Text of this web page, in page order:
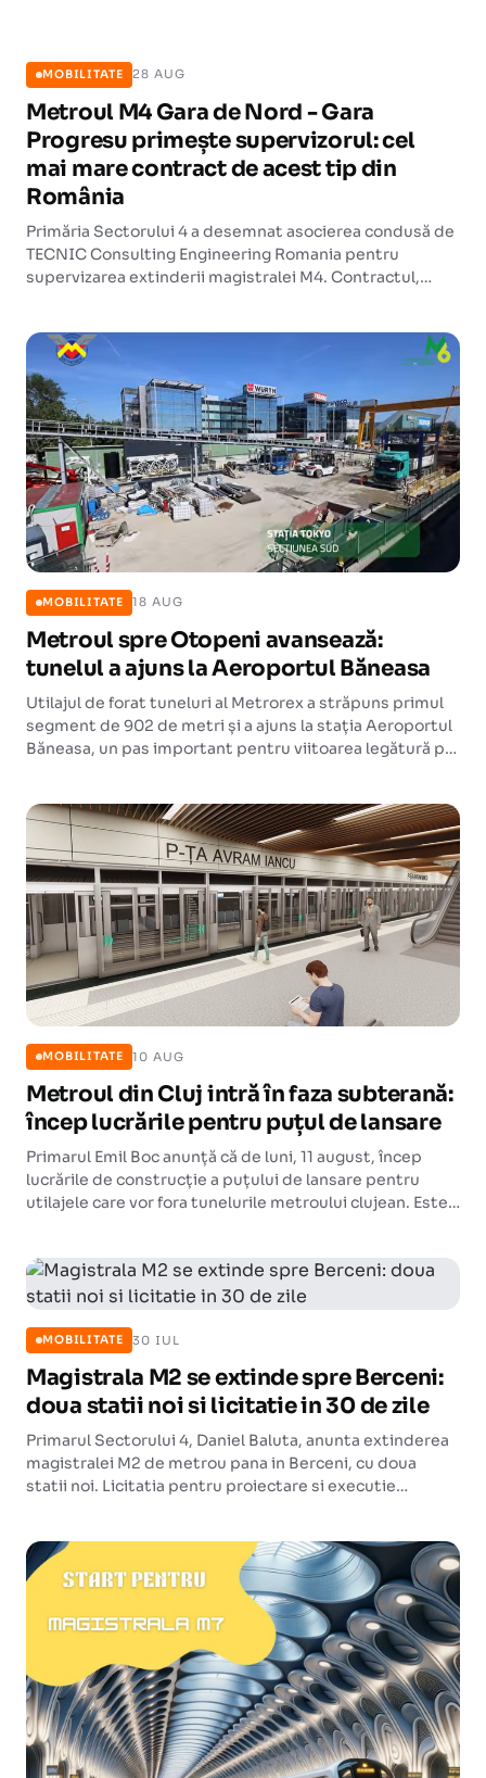
MOBILITATE 28 AUG
Metroul M4 Gara de Nord - Gara
Progresu primește supervizorul: cel
mai mare contract de acest tip din
România
Primăria Sectorului 4 a desemnat asocierea condusă de
TECNIC Consulting Engineering Romania pentru
supervizarea extinderii magistralei M4. Contractul,
MOBILITATE 18 AUG
Metroul spre Otopeni avansează:
tunelul a ajuns la Aeroportul Băneasa
Utilajul de forat tuneluri al Metrorex a străpuns primul
segment de 902 de metri și a ajuns la stația Aeroportul
Băneasa, un pas important pentru viitoarea legătură pe
MOBILITATE 10 AUG
Metroul din Cluj intră în faza subterană:
încep lucrările pentru puțul de lansare
Primarul Emil Boc anunță că de luni, 11 august, încep
lucrările de construcție a puțului de lansare pentru
utilajele care vor fora tunelurile metroului clujean. Este
MOBILITATE 30 IUL
Magistrala M2 se extinde spre Berceni:
doua statii noi si licitatie in 30 de zile
Primarul Sectorului 4, Daniel Baluta, anunta extinderea
magistralei M2 de metrou pana in Berceni, cu doua
statii noi. Licitatia pentru proiectare si executie